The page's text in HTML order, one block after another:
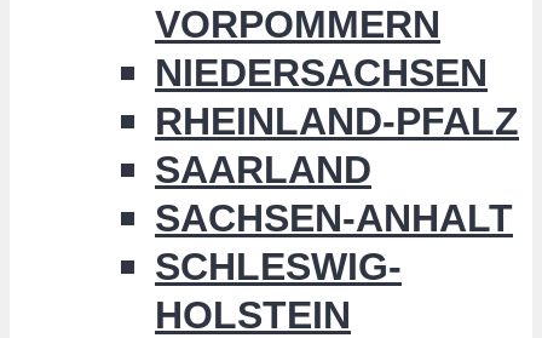
VORPOMMERN
NIEDERSACHSEN
RHEINLAND-PFALZ
SAARLAND
SACHSEN-ANHALT
SCHLESWIG-
HOLSTEIN